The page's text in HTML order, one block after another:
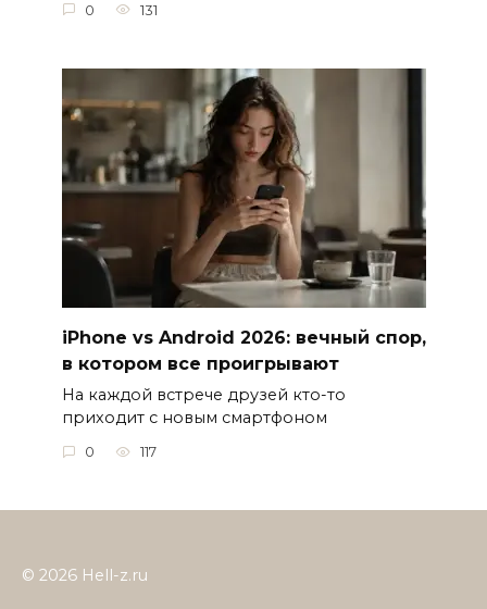
0 131
iPhone vs Android 2026: вечный спор,
в котором все проигрывают
На каждой встрече друзей кто-то
приходит с новым смартфоном
0 117
© 2026 Hell-z.ru